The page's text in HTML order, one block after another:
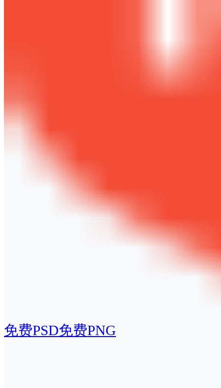
免费PSD免费PNG